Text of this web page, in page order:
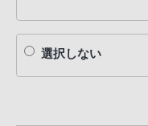
選択しない